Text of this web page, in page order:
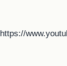
https://